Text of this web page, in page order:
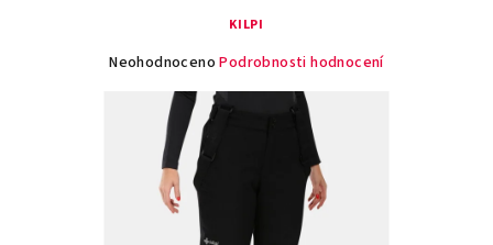
KILPI
Průměrné
produktu
hvězdiček.
Neohodnoceno Podrobnosti hodnocení